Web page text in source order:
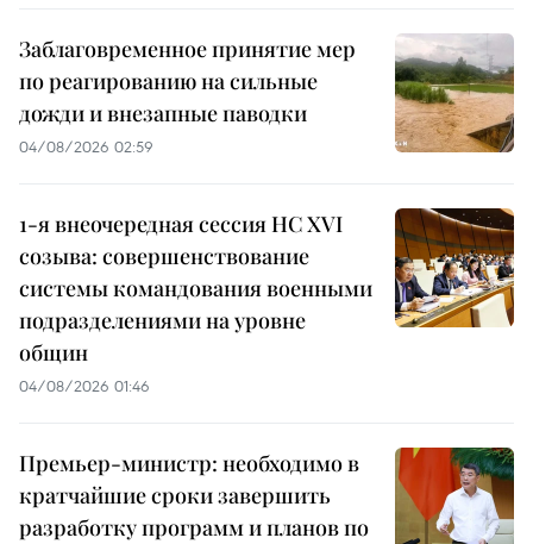
Заблаговременное принятие мер
по реагированию на сильные
дожди и внезапные паводки
04/08/2026 02:59
1-я внеочередная сессия НС XVI
созыва: совершенствование
системы командования военными
подразделениями на уровне
общин
04/08/2026 01:46
Премьер-министр: необходимо в
кратчайшие сроки завершить
разработку программ и планов по